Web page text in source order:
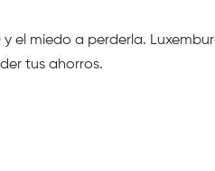
miedo a perderla.
tus ahorros.